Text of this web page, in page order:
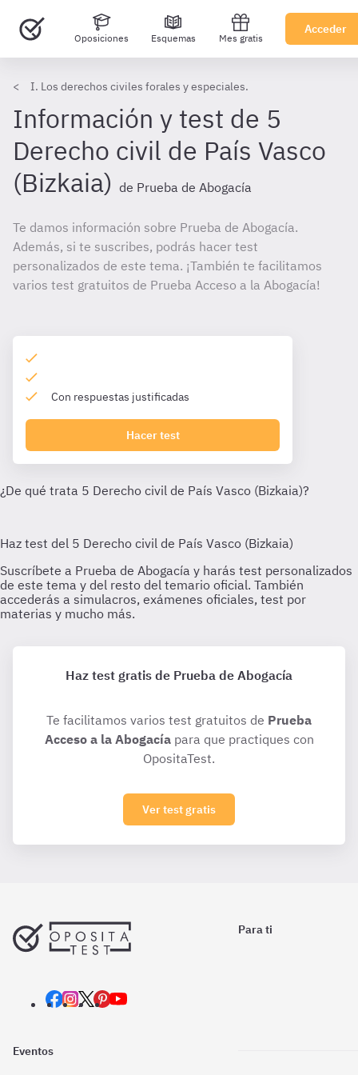
Oposiciones Esquemas Mes gratis
Acceder
I. Los derechos civiles forales y especiales.
Información y test de 5
Derecho civil de País Vasco
(Bizkaia) de Prueba de Abogacía
Te damos información sobre Prueba de Abogacía.
Además, si te suscribes, podrás hacer test
personalizados de este tema. ¡También te facilitamos
varios test gratuitos de Prueba Acceso a la Abogacía!
Con respuestas justificadas
Hacer test
Haz test gratis de Prueba de Abogacía
Te facilitamos varios test gratuitos de Prueba
Acceso a la Abogacíapara que practiques con
OpositaTest.
Ver test gratis
Para ti
Eventos